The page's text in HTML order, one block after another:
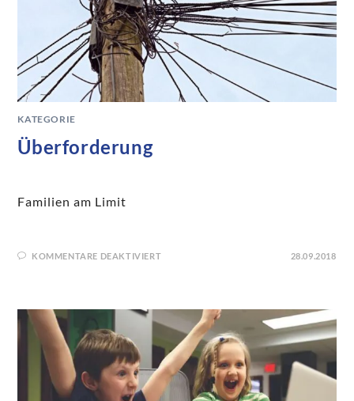
KATEGORIE
Überforderung
Familien am Limit
KOMMENTARE DEAKTIVIERT 28.09.2018